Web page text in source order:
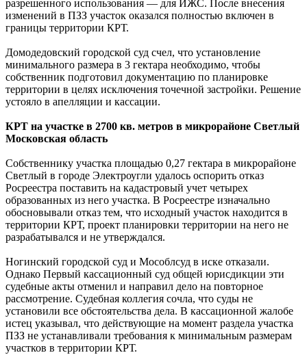
разрешенного использования — для ИЖС. После внесения
изменений в ПЗЗ участок оказался полностью включен в
границы территории КРТ.
Домодедовский городской суд счел, что установление
минимального размера в 3 гектара необходимо, чтобы
собственник подготовил документацию по планировке
территории в целях исключения точечной застройки. Решение
устояло в апелляции и кассации.
КРТ на участке в 2700 кв. метров в микрорайоне Светлый
Московская область
Собственнику участка площадью 0,27 гектара в микрорайоне
Светлый в городе Электроугли удалось оспорить отказ
Росреестра поставить на кадастровый учет четырех
образованных из него участка. В Росреестре изначально
обосновывали отказ тем, что исходный участок находится в
территории КРТ, проект планировки территории на него не
разрабатывался и не утверждался.
Ногинский городской суд и Мособлсуд в иске отказали.
Однако Первый кассационный суд общей юрисдикции эти
судебные акты отменил и направил дело на повторное
рассмотрение. Судебная коллегия сочла, что суды не
установили все обстоятельства дела. В кассационной жалобе
истец указывал, что действующие на момент раздела участка
ПЗЗ не устанавливали требования к минимальным размерам
участков в территории КРТ.